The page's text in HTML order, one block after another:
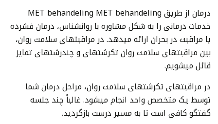
درمان از طریق MET behandeling MET behandeling
خدمات درمانی را به شکل مشاوره با روانشناس، درمان فشرده
یا مراقبت در بحران ارائه میدهد. در مراقبتهای سلامت روان،
بین مراقبتهای سلامت روان تکرشتهای و چندرشتهای تمایز
قائل میشویم.
در مراقبتهای تکرشتهای سلامت روان، مراحل درمان شما
توسط یک متخصص واحد انجام میشود. غالباً چند جلسه
گفتگو کافی است تا به مسیر درست بازگردید.